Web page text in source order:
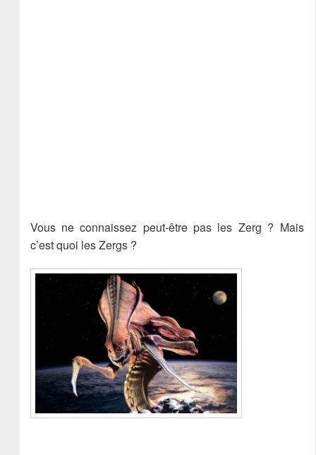
Vous ne connaissez peut-être pas les Zerg ? Mais
c’est quoi les Zergs ?